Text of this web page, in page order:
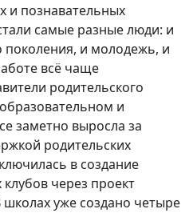
и познавательных
самые разные люди: и
поколения, и молодежь, и
всё чаще
родительского
и
заметно выросла за
родительских
в создание
через проект
уже создано четыре